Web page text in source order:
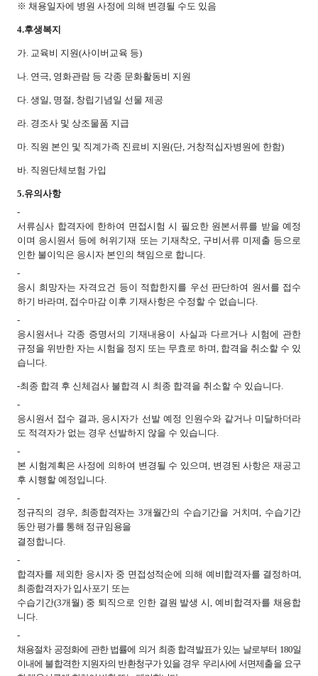
※ 채용일자에 병원 사정에 의해 변경될 수도 있음
4.후생복지
가. 교육비 지원(사이버교육 등)
나. 연극, 영화관람 등 각종 문화활동비 지원
다. 생일, 명절, 창립기념일 선물 제공
라. 경조사 및 상조물품 지급
마. 직원 본인 및 직계가족 진료비 지원(단, 거창적십자병원에 한함)
바. 직원단체보험 가입
5.유의사항
-
서류심사 합격자에 한하여 면접시험 시 필요한 원본서류를 받을 예정
이며 응시원서 등에 허위기재 또는 기재착오, 구비서류 미제출 등으로
인한 불이익은 응시자 본인의 책임으로 합니다.
-
응시 희망자는 자격요건 등이 적합한지를 우선 판단하여 원서를 접수
하기 바라며, 접수마감 이후 기재사항은 수정할 수 없습니다.
-
응시원서나 각종 증명서의 기재내용이 사실과 다르거나 시험에 관한
규정을 위반한 자는 시험을 정지 또는 무효로 하며, 합격을 취소할 수 있
습니다.
-최종 합격 후 신체검사 불합격 시 최종 합격을 취소할 수 있습니다.
-
응시원서 접수 결과, 응시자가 선발 예정 인원수와 같거나 미달하더라
도 적격자가 없는 경우 선발하지 않을 수 있습니다.
-
본 시험계획은 사정에 의하여 변경될 수 있으며, 변경된 사항은 재공고
후 시행할 예정입니다.
-
정규직의 경우, 최종합격자는 3개월간의 수습기간을 거치며, 수습기간
동안 평가를 통해 정규임용을
결정합니다.
-
합격자를 제외한 응시자 중 면접성적순에 의해 예비합격자를 결정하며,
최종합격자가 입사포기 또는
수습기간(3개월) 중 퇴직으로 인한 결원 발생 시, 예비합격자를 채용합
니다.
-
채용절차 공정화에 관한 법률에 의거 최종 합격발표가 있는 날로부터 180일
이내에 불합격한 지원자의 반환청구가 있을 경우 우리사에 서면제출을 요구